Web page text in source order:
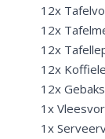
12x
12x
12x
12x
12x
1x
1x